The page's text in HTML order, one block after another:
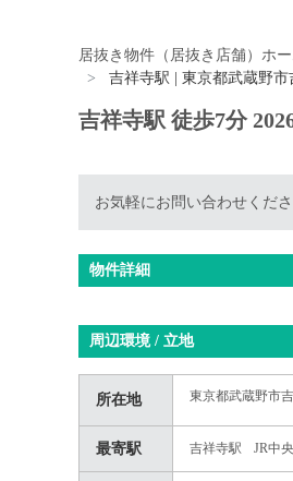
居抜き物件（居抜き店舗）ホ
吉祥寺駅 | 東京都武蔵野
吉祥寺駅 徒歩7分
お気軽にお問い合わせくださ
物件詳細
周辺環境 / 立地
所在地 東京都武蔵野市
最寄駅 吉祥寺駅 JR中